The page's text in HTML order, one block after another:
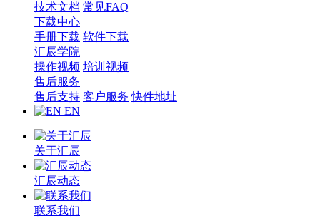
技术文档 常见FAQ
下载中心
手册下载 软件下载
汇辰学院
操作视频 培训视频
售后服务
售后支持 客户服务 快件地址
EN
关于汇辰
汇辰动态
联系我们